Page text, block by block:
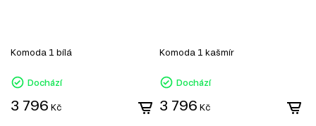
Komoda 1 bílá
Dochází
3 796 Kč
Komoda 1 kašmír
Dochází
3 796 Kč